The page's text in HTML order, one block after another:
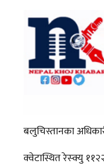
बलुचिस्तानका
क्वेटास्थित रेस्क्यु